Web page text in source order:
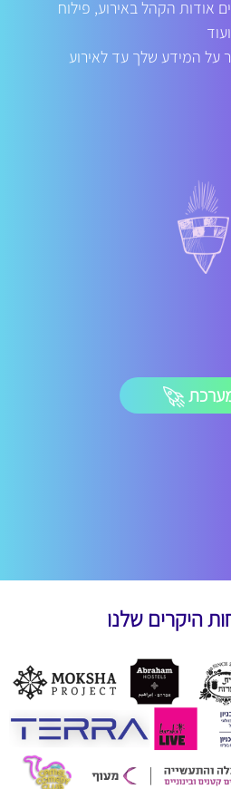
אודות הקהל באירוע, פילוח
על המידע שלך עד לאירוע
היקרים שלנו